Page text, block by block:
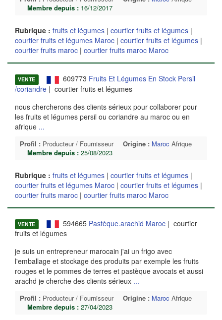
Membre depuis : 16/12/2017
Rubrique : fruits et légumes | courtier fruits et légumes |
courtier fruits et légumes Maroc | courtier fruits et légumes |
courtier fruits maroc | courtier fruits maroc Maroc
VENTE 609773 Fruits Et Légumes En Stock Persil
/coriandre | courtier fruits et légumes
nous chercherons des clients sérieux pour collaborer pour
les fruits et légumes persil ou coriandre au maroc ou en
afrique ...
Profil : Producteur / Fournisseur Origine : Maroc Afrique
Membre depuis : 25/08/2023
Rubrique : fruits et légumes | courtier fruits et légumes |
courtier fruits et légumes Maroc | courtier fruits et légumes |
courtier fruits maroc | courtier fruits maroc Maroc
VENTE 594665 Pastèque.arachid Maroc| courtier
fruits et légumes
je suis un entrepreneur marocain j'ai un frigo avec
l'emballage et stockage des produits par exemple les fruits
rouges et le pommes de terres et pastèque avocats et aussi
arachd je cherche des clients sérieux ...
Profil : Producteur / Fournisseur Origine : Maroc Afrique
Membre depuis : 27/04/2023